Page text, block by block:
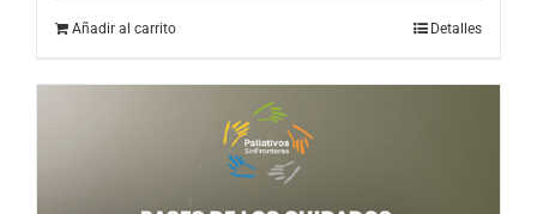
Añadir al carrito Detalles